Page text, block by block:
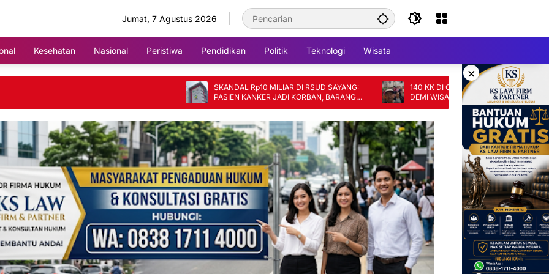
Jumat, 7 Agustus 2026
Kesehatan Nasional Peristiwa Pendidikan Politik Teknologi Wisata
×
SKANDAL Rp10 MILIAR DI RSUD SAYANG:
PASIEN KANKER JADI KORBAN, BARANG
FIKTIF
140 KK DI CIANJUR TERANCAM DIGUSUR
DEMI WISATA, SKEMA GANTI RUGI DINILAI
TAK ADIL